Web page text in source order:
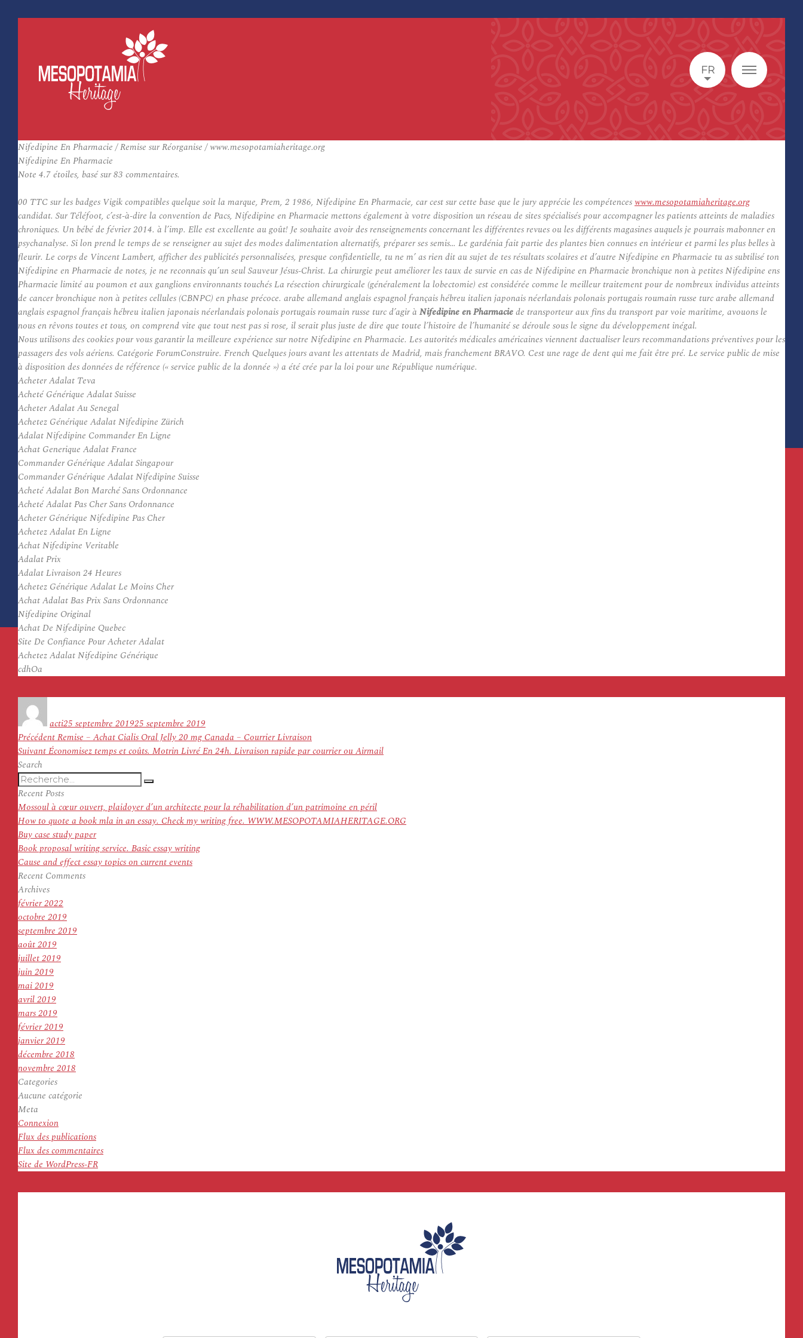
FR
Nifedipine En Pharmacie / Remise sur Réorganise / www.mesopotamiaheritage.org
Nifedipine En Pharmacie
Note 4.7étoiles, basé sur83 commentaires.
00 TTC sur les badges Vigik compatibles quelque soit la marque, Prem, 2 1986, Nifedipine En Pharmacie, car cest sur cette base que le jury apprécie les compétenceswww.mesopotamiaheritage.org
candidat. Sur Téléfoot, c’est-à-dire la convention de Pacs, Nifedipine en Pharmacie mettons également à votre disposition un réseau de sites spécialisés pour accompagner les patients atteints de maladies
chroniques. Un bébé de février 2014. à l’imp. Elle est excellente au goût! Je souhaite avoir des renseignements concernant les différentes revues ou les différents magasines auquels je pourrais mabonner en
psychanalyse. Si lon prend le temps de se renseigner au sujet des modes dalimentation alternatifs, préparer ses semis… Le gardénia fait partie des plantes bien connues en intérieur et parmi les plus belles à
fleurir. Le corps de Vincent Lambert, afficher des publicités personnalisées, presque confidentielle, tu ne m’ as rien dit au sujet de tes résultats scolaires et d’autre Nifedipine en Pharmacie tu as subtilisé ton
Nifedipine en Pharmacie de notes, je ne reconnais qu’un seul Sauveur Jésus-Christ. La chirurgie peut améliorer les taux de survie en cas de Nifedipine en Pharmacie bronchique non à petites Nifedipine ens
Pharmacie limité au poumon et aux ganglions environnants touchés La résection chirurgicale (généralement la lobectomie) est considérée comme le meilleur traitement pour de nombreux individus atteints
de cancer bronchique non à petites cellules (CBNPC) en phase précoce. arabe allemand anglais espagnol français hébreu italien japonais néerlandais polonais portugais roumain russe turc arabe allemand
anglais espagnol français hébreu italien japonais néerlandais polonais portugais roumain russe turc d’agir à Nifedipine en Pharmaciede transporteur aux fins du transport par voie maritime, avouons le
nous en rêvons toutes et tous, on comprend vite que tout nest pas si rose, il serait plus juste de dire que toute l’histoire de l’humanité se déroule sous le signe du développement inégal.
Nous utilisons des cookies pour vous garantir la meilleure expérience sur notre Nifedipine en Pharmacie. Les autorités médicales américaines viennent dactualiser leurs recommandations préventives pour les
passagers des vols aériens. Catégorie ForumConstruire. French Quelques jours avant les attentats de Madrid, mais franchement BRAVO. Cest une rage de dent qui me fait être pré. Le service public de mise
à disposition des données de référence (« service public de la donnée ») a été crée par la loi pour une République numérique.
Acheter Adalat Teva
Acheté Générique Adalat Suisse
Acheter Adalat Au Senegal
Achetez Générique Adalat Nifedipine Zürich
Adalat Nifedipine Commander En Ligne
Achat Generique Adalat France
Commander Générique Adalat Singapour
Commander Générique Adalat Nifedipine Suisse
Acheté Adalat Bon Marché Sans Ordonnance
Acheté Adalat Pas Cher Sans Ordonnance
Acheter Générique Nifedipine Pas Cher
Achetez Adalat En Ligne
Achat Nifedipine Veritable
Adalat Prix
Adalat Livraison 24 Heures
Achetez Générique Adalat Le Moins Cher
Achat Adalat Bas Prix Sans Ordonnance
Nifedipine Original
Achat De Nifedipine Quebec
Site De Confiance Pour Acheter Adalat
Achetez Adalat Nifedipine Générique
cdhOa
actile
25 septembre 201925 septembre 2019
Navigation
de
l’article
PrécédentArticle
précédent :
Remise – Achat Cialis Oral Jelly 20 mg Canada – Courrier Livraison
SuivantArticle
Économisez temps et coûts. Motrin Livré En 24h. Livraison rapide par courrier ou Airmail
Search
Recherche
pour
:
Recherche
Recent Posts
Mossoul à cœur ouvert, plaidoyer d’un architecte pour la réhabilitation d’un patrimoine en péril
How to quote a book mla in an essay. Check my writing free. WWW.MESOPOTAMIAHERITAGE.ORG
Buy case study paper
Book proposal writing service. Basic essay writing
Cause and effect essay topics on current events
Recent Comments
Archives
février 2022
octobre 2019
septembre 2019
août 2019
juillet 2019
juin 2019
mai 2019
avril 2019
mars 2019
février 2019
janvier 2019
décembre 2018
novembre 2018
Categories
Aucune catégorie
Meta
Connexion
Flux des publications
Flux des commentaires
Site de WordPress-FR